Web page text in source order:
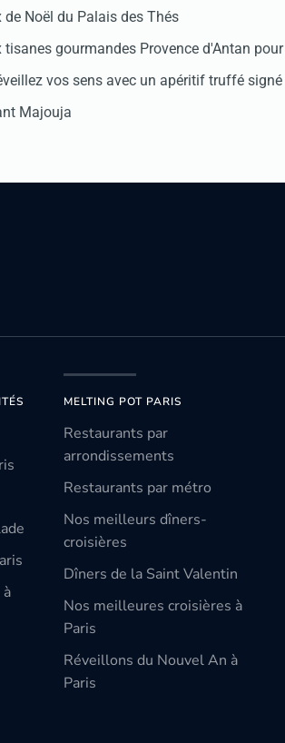
de Noël du Palais des Thés
tisanes gourmandes Provence d'Antan
vos sens avec un apéritif truffé
Majouja
MELTING POT PARIS
Restaurants par
arrondissements
Restaurants par métro
Nos meilleurs dîners-
croisières
Dîners de la Saint Valentin
Nos meilleures croisières à
Paris
Réveillons du Nouvel An à
Paris